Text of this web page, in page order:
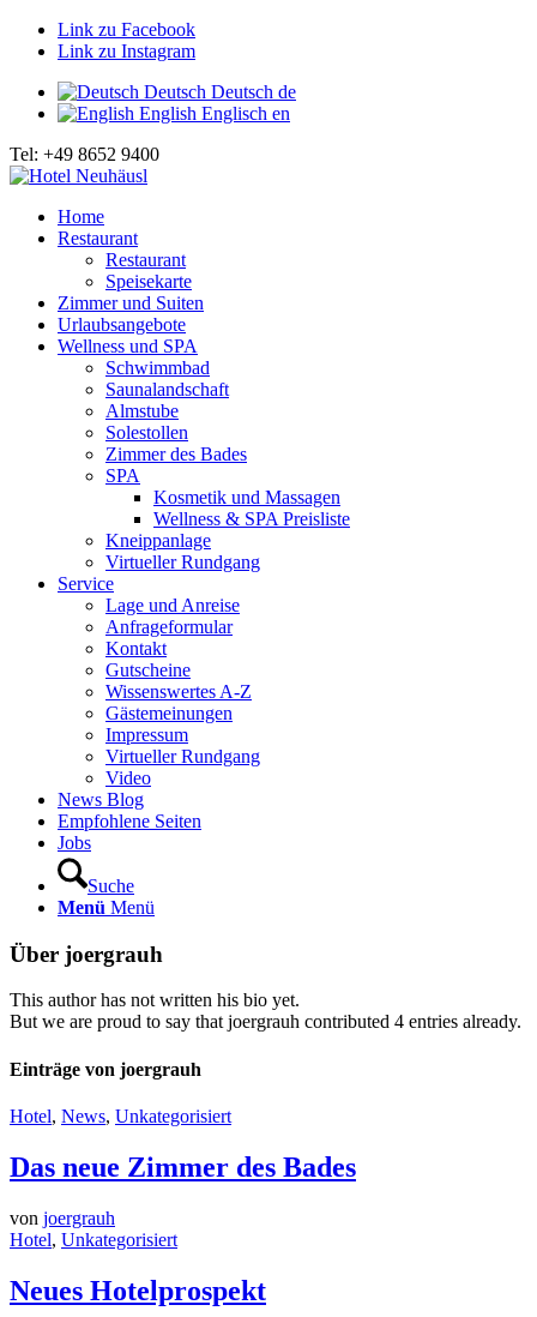
Link zu Facebook
Link zu Instagram
Deutsch Deutsch de
English Englisch en
Tel: +49 8652 9400
Home
Restaurant
Restaurant
Speisekarte
Zimmer und Suiten
Urlaubsangebote
Wellness und SPA
Schwimmbad
Saunalandschaft
Almstube
Solestollen
Zimmer des Bades
SPA
Kosmetik und Massagen
Wellness & SPA Preisliste
Kneippanlage
Virtueller Rundgang
Service
Lage und Anreise
Anfrageformular
Kontakt
Gutscheine
Wissenswertes A-Z
Gästemeinungen
Impressum
Virtueller Rundgang
Video
News Blog
Empfohlene Seiten
Jobs
Suche
Menü Menü
Über joergrauh
This author has not written his bio yet.
But we are proud to say thatjoergrauh contributed 4 entries already.
Einträge von joergrauh
Hotel, News, Unkategorisiert
Das neue Zimmer des Bades
von joergrauh
Hotel, Unkategorisiert
Neues Hotelprospekt